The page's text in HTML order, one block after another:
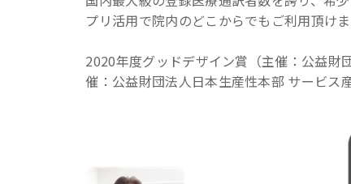
プリ活用で院内のどこからでもご利用頂けま
2020年度グッドデザイン賞（主催：公益財
催：公益財団法人日本生産性本部 サービス